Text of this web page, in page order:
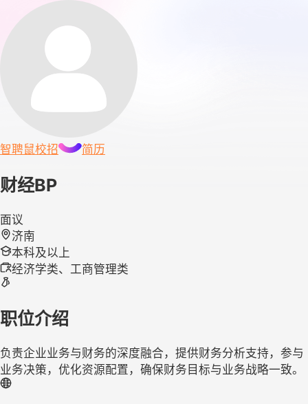
智聘鼠校招 简历
财经BP
面议
济南
本科及以上
经济学类、工商管理类
职位介绍
负责企业业务与财务的深度融合，提供财务分析支持，参与
业务决策，优化资源配置，确保财务目标与业务战略一致。